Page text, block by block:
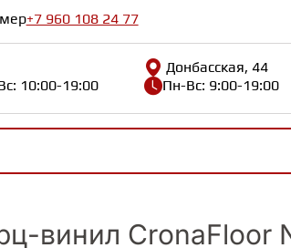
+7 960 108 24 77
10:00-19:00
Донбасская, 44
Пн-Вс: 9:00-19:00
винил CronaFloor